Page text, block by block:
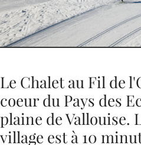
Le Chalet au Fil de
coeur du Pays des
plaine de Vallouise.
village est à 10